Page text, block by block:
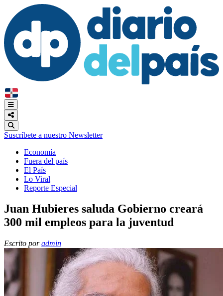
Suscríbete a nuestro Newsletter
Economía
Fuera del país
El País
Lo Viral
Reporte Especial
Juan Hubieres saluda Gobierno creará
300 mil empleos para la juventud
Escrito poradmin